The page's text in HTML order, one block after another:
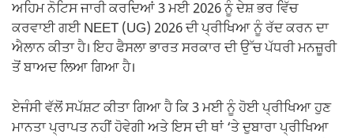
ਅਹਿਮ ਨੋਟਿਸ ਜਾਰੀ ਕਰਦਿਆਂ 3 ਮਈ 2026 ਨੂੰ ਦੇਸ਼ ਭਰ ਵਿੱਚ
ਕਰਵਾਈ ਗਈ NEET (UG) 2026 ਦੀ ਪ੍ਰੀਖਿਆ ਨੂੰ ਰੱਦ ਕਰਨ ਦਾ
ਐਲਾਨ ਕੀਤਾ ਹੈ। ਇਹ ਫੈਸਲਾ ਭਾਰਤ ਸਰਕਾਰ ਦੀ ਉੱਚ ਪੱਧਰੀ ਮਨਜ਼ੂਰੀ
ਤੋਂ ਬਾਅਦ ਲਿਆ ਗਿਆ ਹੈ।
ਏਜੰਸੀ ਵੱਲੋਂ ਸਪੱਸ਼ਟ ਕੀਤਾ ਗਿਆ ਹੈ ਕਿ 3 ਮਈ ਨੂੰ ਹੋਈ ਪ੍ਰੀਖਿਆ ਹੁਣ
ਮਾਨਤਾ ਪ੍ਰਾਪਤ ਨਹੀਂ ਹੋਵੇਗੀ ਅਤੇ ਇਸ ਦੀ ਥਾਂ ‘ਤੇ ਦੁਬਾਰਾ ਪ੍ਰੀਖਿਆ